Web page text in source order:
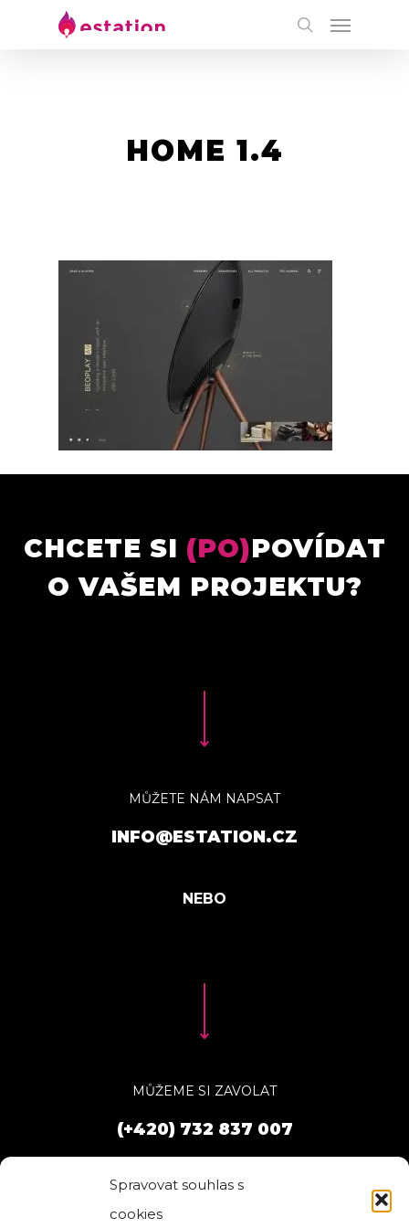
Spravovat souhlas s
cookies
HOME 1.4
CHCETE SI (PO)POVÍDAT
O VAŠEM PROJEKTU?
MŮŽETE NÁM NAPSAT
INFO@ESTATION.CZ
MŮŽEME SI ZAVOLAT
(+420) 732 837 007